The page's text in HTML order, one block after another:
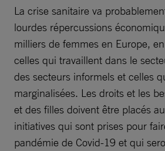
La crise sanitaire va
lourdes répercussions
milliers de femmes en Europe,
celles qui travaillent dans le
des secteurs informels et celles
marginalisées. Les droits et les
et des filles doivent être placés
initiatives qui sont prises pour
pandémie de Covid-19 et qui